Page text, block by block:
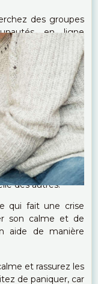
des groupes
en ligne
d'épilepsie. Le
soutien mutuel
les difficultés
solutions pratiques
:Lorsque vous
la conduite ou
assurez-vous
à vos crises et
appropriées
des autres.
qui fait une crise
son calme et de
aide de manière
et rassurez les
de paniquer, car